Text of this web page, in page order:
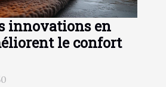
innovations en
le confort